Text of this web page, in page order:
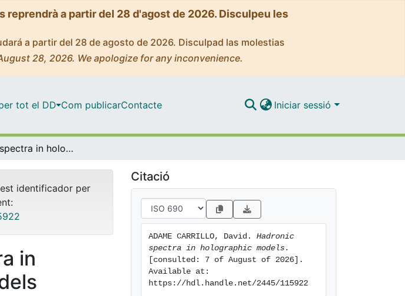
a partir del 28 d'agost de 2026. Disculpeu les
a partir del 28 de agosto de 2026. Disculpad las molestias
28, 2026. We apologize for any inconvenience.
tot el DD Com publicarContacte Iniciar sessió
Hadronic spectra in holographic models
identificador per
in
Citació
ADAME CARRILLO, David. Hadronic
spectra in holographic models.
[consulted: 7 of August of 2026].
Available at:
https://hdl.handle.net/2445/115922